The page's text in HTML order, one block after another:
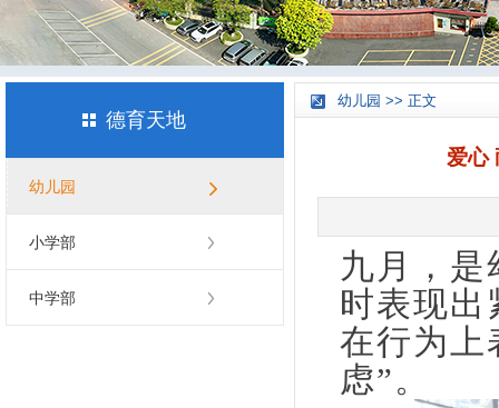
德育天地
幼儿园
小学部
中学部
幼儿园 >> 正文
爱心
九月，
时表现出
在行为上
虑”。